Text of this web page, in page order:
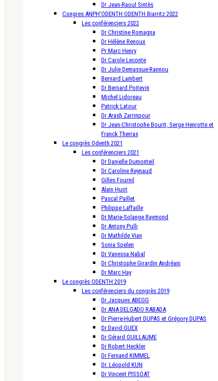
Dr Jean-Raoul Sintès
Congres ANPH’ODENTH ODENTH Biarritz 2022
Les conférenciers 2022
Dr Christine Romagna
Dr Hélène Renoux
Pr Marc Henry
Dr Carole Leconte
Dr Julie Demassue-Rannou
Bernard Lambert
Dr Bernard Poitevin
Michel Lidoreau
Patrick Latour
Dr Arash Zarrinpour
Dr Jean-Christophe Bourit, Serge Henrotte et
Franck Therras
Le congrès Odenth 2021
Les conférenciers 2021
Dr Danielle Dumonteil
Dr Caroline Reynaud
Gilles Fournil
Alain Huot
Pascal Paillet
Philippe Laffaille
Dr Marie-Solange Raymond
Dr Antony Pulli
Dr Mathilde Vian
Sonia Spelen
Dr Vanessa Nabal
Dr Christophe Girardin Andréani
Dr Marc Hay
Le congrès ODENTH 2019
Les conférenciers du congrès 2019
Dr Jacques ABEGG
Dr ANA DELGADO RABADA
Dr Pierre-Hubert DUPAS et Grégory DUPAS
Dr David GUEX
Dr Gérard GUILLAUME
Dr Robert Heckler
Dr Fernand KIMMEL
Dr. Léopold KUN
Dr Vincent PISSOAT